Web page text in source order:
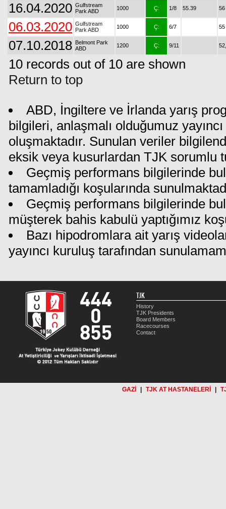
16.04.2020 Gulfstream
Park ABD
1000 Ç: 1/8 55.39 56
06.03.2020 Gulfstream
Park ABD
1000 Ç: 6/7 55
07.10.2018 Belmont Park
ABD
1200 Ç: 9/11
10 records out of 10 are shown
Return to top
ABD, İngiltere ve İrlanda yarış
bilgileri, anlaşmalı olduğumuz
oluşmaktadır. Sunulan veriler
eksik veya kusurlardan TJK sorumlu
Geçmiş performans bilgilerinde
tamamladığı koşularında
Geçmiş performans bilgilerinde
müşterek bahis kabulü yaptığımız
Bazı hipodromlara ait yarış
yayıncı kuruluş tarafından
TJK
History
TJK Presidents
Board Members
Racecourses
Contact
GAZİ TJK AT HASTANELERİ